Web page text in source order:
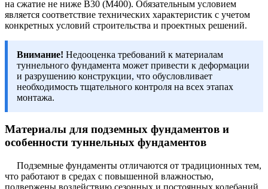
на сжатие не ниже В30 (М400). Обязательным условием
является соответствие технических характеристик с учетом
конкретных условий строительства и проектных решений.
Внимание! Недооценка требований к материалам
туннельного фундамента может привести к деформации
и разрушению конструкции, что обусловливает
необходимость тщательного контроля на всех этапах
монтажа.
Материалы для подземных фундаментов и
особенности туннельных фундаментов
Подземные фундаменты отличаются от традиционных тем,
что работают в средах с повышенной влажностью,
подвержены воздействию сезонных и постоянных колебаний